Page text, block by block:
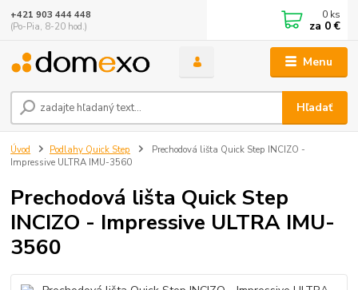
Menu
Hľadať
+421 903 444 448
(Po-Pia, 8-20 hod.)
0 ks
za 0 €
Úvod Podlahy Quick Step
Prechodová lišta Quick Step INCIZO -
Impressive ULTRA IMU-3560
Prechodová lišta Quick Step
INCIZO - Impressive ULTRA IMU-
3560